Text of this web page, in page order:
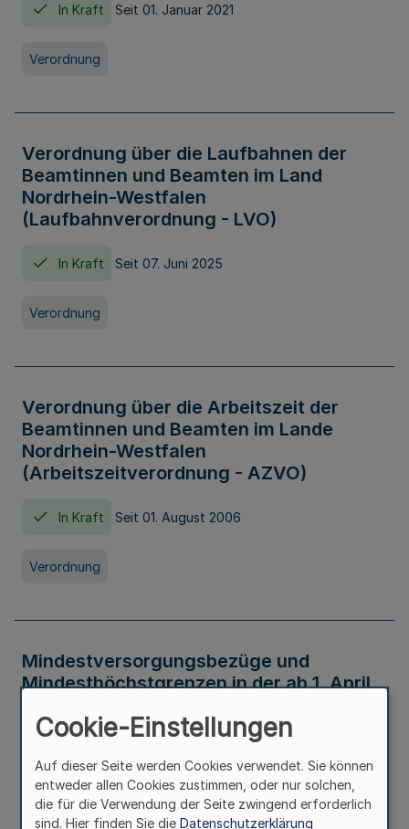
In Kraft Seit 01. Januar 2021
Verordnung
Verordnung über die Laufbahnen der
Beamtinnen und Beamten im Land
Nordrhein-Westfalen
(Laufbahnverordnung - LVO)
In Kraft Seit 07. Juni 2025
Verordnung
Verordnung über die Arbeitszeit der
Beamtinnen und Beamten im Lande
Nordrhein-Westfalen
(Arbeitszeitverordnung - AZVO)
In Kraft Seit 01. August 2006
Verordnung
Mindestversorgungsbezüge und
Mindesthöchstgrenzen in der ab 1. April
Verwaltungsvorschrift
Cookie-Einstellungen
Auf dieser Seite werden Cookies verwendet. Sie können
entweder allen Cookies zustimmen, oder nur solchen,
die für die Verwendung der Seite zwingend erforderlich
sind. Hier finden Sie die Datenschutzerklärung